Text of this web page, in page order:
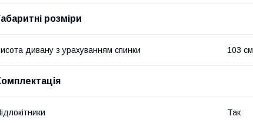
розміри
дивану з урахуванням спинки 103 см
Так